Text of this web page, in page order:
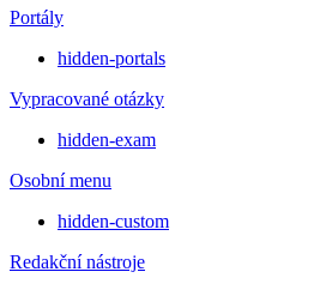
Portály
hidden-portals
Vypracované otázky
hidden-exam
Osobní menu
hidden-custom
Redakční nástroje